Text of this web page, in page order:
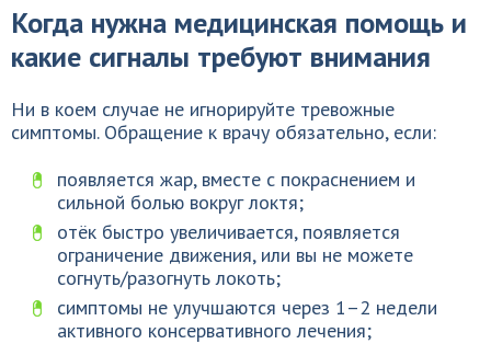
Когда нужна медицинская помощь и
какие сигналы требуют внимания
Ни в коем случае не игнорируйте тревожные
симптомы. Обращение к врачу обязательно, если:
появляется жар, вместе с покраснением и
сильной болью вокруг локтя;
отёк быстро увеличивается, появляется
ограничение движения, или вы не можете
согнуть/разогнуть локоть;
симптомы не улучшаются через 1–2 недели
активного консервативного лечения;